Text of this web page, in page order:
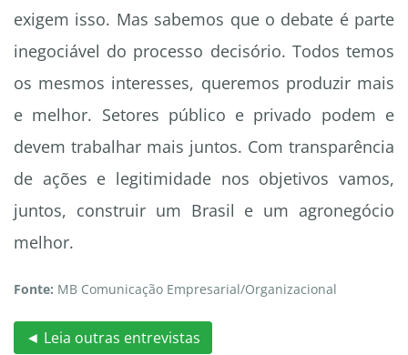
exigem isso. Mas sabemos que o debate é parte
inegociável do processo decisório. Todos temos
os mesmos interesses, queremos produzir mais
e melhor. Setores público e privado podem e
devem trabalhar mais juntos. Com transparência
de ações e legitimidade nos objetivos vamos,
juntos, construir um Brasil e um agronegócio
melhor.
Fonte: MB Comunicação Empresarial/Organizacional
◄ Leia outras entrevistas